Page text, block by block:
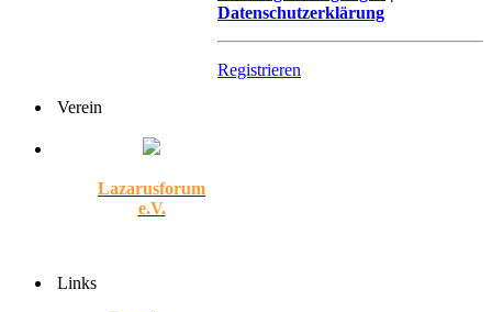
Datenschutzerklärung
Registrieren
Verein
Lazarusforum
e.V.
Links